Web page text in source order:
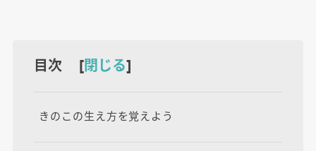
目次 [閉じる]
きのこの生え方を覚えよう